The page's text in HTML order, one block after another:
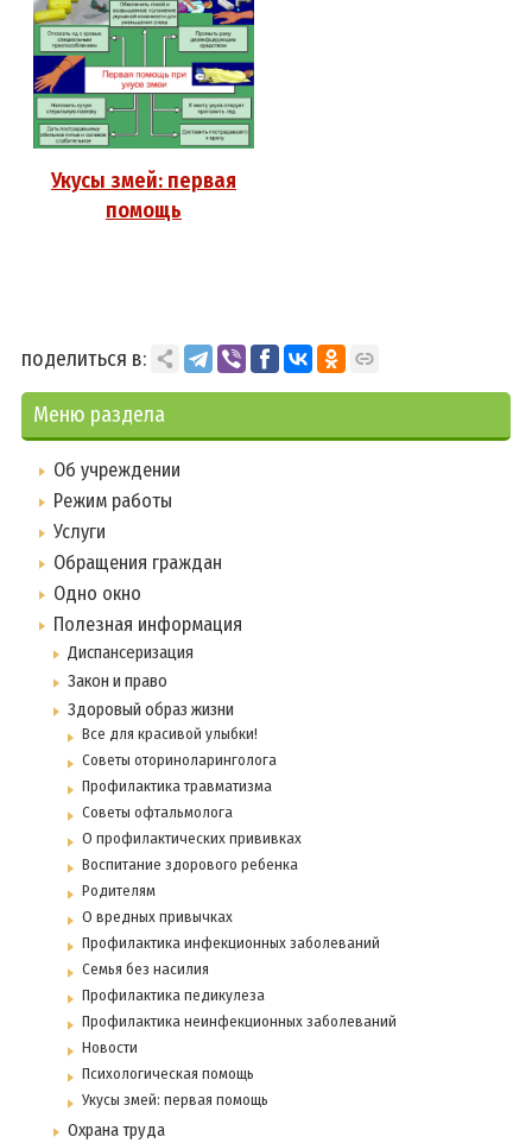
Укусы змей: первая
помощь
поделиться в:
Меню раздела
Об учреждении
Режим работы
Услуги
Обращения граждан
Одно окно
Полезная информация
Диспансеризация
Закон и право
Здоровый образ жизни
Все для красивой улыбки!
Советы оториноларинголога
Профилактика травматизма
Советы офтальмолога
О профилактических прививках
Воспитание здорового ребенка
Родителям
О вредных привычках
Профилактика инфекционных заболеваний
Семья без насилия
Профилактика педикулеза
Профилактика неинфекционных заболеваний
Новости
Психологическая помощь
Укусы змей: первая помощь
Охрана труда